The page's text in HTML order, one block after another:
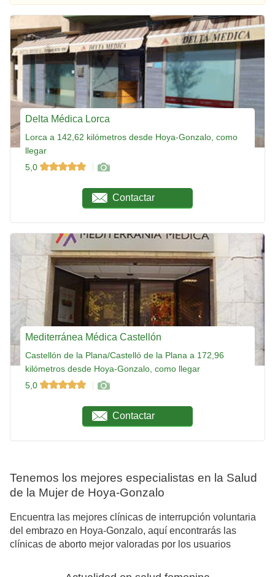
Delta Médica Lorca
Lorca a 142,62 kilómetros desde Hoya-Gonzalo, como
llegar
5,0
Contactar
Mediterránea Médica Castellón
Castellón de la Plana/Castelló de la Plana a 172,96
kilómetros desde Hoya-Gonzalo, como llegar
5,0
Contactar
Tenemos los mejores especialistas en la Salud
de la Mujer de Hoya-Gonzalo
Encuentra las mejores clínicas de interrupción voluntaria
del embrazo en Hoya-Gonzalo, aquí encontrarás las
clínicas de aborto mejor valoradas por los usuarios